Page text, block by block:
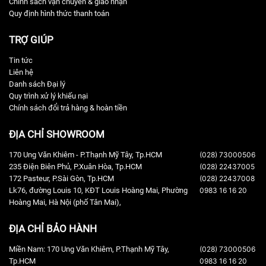
Sử Dụng Dễ Dàng
Thiết lập kết nối Wi-Fi cho HEOS AVR theo hướng dẫn sau đây:
Bạn dùng dây mạng cắm vào cổng NETWORK ( cổng LAN ) phía
Mở ứng dụng HEOS đã tải về trên điện thoại hoặc Tablet -> màn
Firmware ( nếu có bản cập nhật mới )
Quy định hình thức thanh toán
TRỢ GIÚP
Tin tức
Liên hệ
Danh sách Đại lý
Quy trình xử lý khiếu nại
Chính sách đổi trả hàng & hoàn tiền
ĐỊA CHỈ SHOWROOM
170 Ung Văn Khiêm - P.Thạnh Mỹ Tây, Tp.HCM
235 Điện Biên Phủ, P.Xuân Hòa, Tp.HCM
172 Pasteur, P.Sài Gòn, Tp.HCM
Lk76, đường Louis 10, KĐT Louis Hoàng Mai, Phường
Hoàng Mai, Hà Nội (phố Tân Mai),
(028) 73000506
(028) 22437005
(028) 22437008
0983 16 16 20
ĐỊA CHỈ BẢO HÀNH
Miền Nam: 170 Ung Văn Khiêm, P.Thạnh Mỹ Tây,
Tp.HCM
(028) 73000506
0983 16 16 20